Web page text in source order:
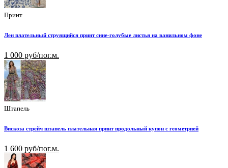
Принт
Лен плательный струящийся принт сине-голубые листья на ванильном фоне
1 000 руб/пог.м.
Штапель
Вискоза стрейч штапель плательная принт продольный купон с геометрией
1 600 руб/пог.м.